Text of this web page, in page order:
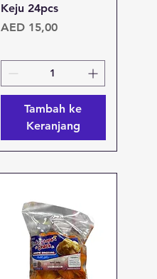
Keju 24pcs
Harga
AED 15,00
Tambah ke
Keranjang